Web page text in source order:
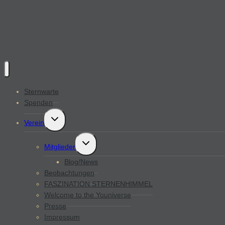
Sternwarte
Spenden
Verein
Untermenü
öffnen
Mitglieder
Untermenü
öffnen
Blog/News
Beobachtungen
FASZINATION STERNENHIMMEL
Welcome to the Youniverse
Presse
Impressum